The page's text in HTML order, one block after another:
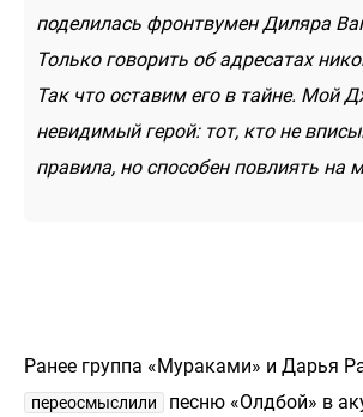
поделилась фронтвумен Диляра
Только говорить об адресатах
Так что оставим его в тайне. Мой
невидимый герой: тот, кто не
правила, но способен повлиять на
Ранее группа «Мураками» и Дарья
переосмыслили песню «Олдбой» в